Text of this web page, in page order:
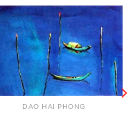
DAO HAI PHONG